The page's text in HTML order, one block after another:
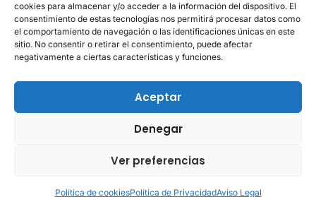
cookies para almacenar y/o acceder a la información del dispositivo. El
consentimiento de estas tecnologías nos permitirá procesar datos como
el comportamiento de navegación o las identificaciones únicas en este
sitio. No consentir o retirar el consentimiento, puede afectar
negativamente a ciertas características y funciones.
Aceptar
Denegar
Ver preferencias
Política de cookiesPolítica de PrivacidadAviso Legal
Contacto
LEGAL
Política de cookies
Powered
a4roman